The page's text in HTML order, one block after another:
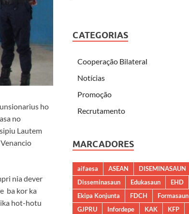
ho
no
Lautem
nia dever
ba kor ka
hot-hotu
CATEGORIAS
Cooperação Bilateral
Notícias
Promoção
Recrutamento
MARCADORES
aifaesa ASEAN
DISEMINASAUN
Disseminasaun
Edukasaun
EHD
Ekipa Konjunta
FDCH Formasaun
GJPRU
Infordepe KAK KFP